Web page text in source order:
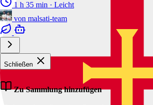
1 h 35 min · Leicht
von malsati-team
Schließen
Zu Sammlung hinzufügen